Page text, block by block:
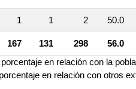
1 1 2 50.0
167 131 298 56.0
en relación con la
en relación con otros